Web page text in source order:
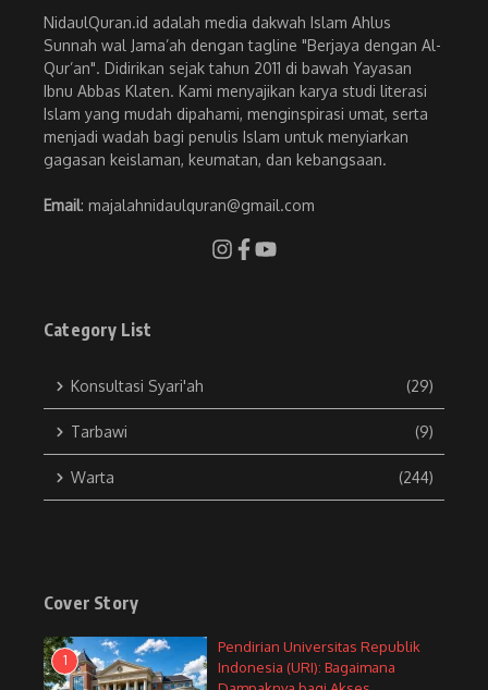
NidaulQuran.id adalah media dakwah Islam Ahlus
Sunnah wal Jama’ah dengan tagline "Berjaya dengan Al-
Qur’an". Didirikan sejak tahun 2011 di bawah Yayasan
Ibnu Abbas Klaten. Kami menyajikan karya studi literasi
Islam yang mudah dipahami, menginspirasi umat, serta
menjadi wadah bagi penulis Islam untuk menyiarkan
gagasan keislaman, keumatan, dan kebangsaan.
Email: majalahnidaulquran@gmail.com
Category List
Konsultasi Syari'ah (29)
Tarbawi (9)
Warta (244)
Cover Story
1
Pendirian Universitas Republik
Indonesia (URI): Bagaimana